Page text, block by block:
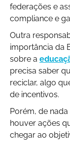
federações e
compliance e
Outra
importância da
sobre a
precisa saber
reciclar, algo
de incentivos.
Porém, de
houver ações
chegar ao